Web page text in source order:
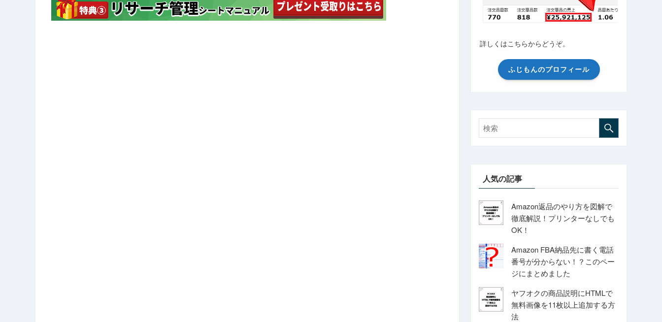
詳しくはこちらからどうぞ。
ふじもんのプロフィール
人気の記事
Amazon返品のやり方を図解で
徹底解説！プリンターなしでも
OK！
Amazon FBA納品先に書く電話
番号が分からない！？このペー
ジにまとめました
ヤフオクの商品説明にHTMLで
無料画像を11枚以上追加する方
法